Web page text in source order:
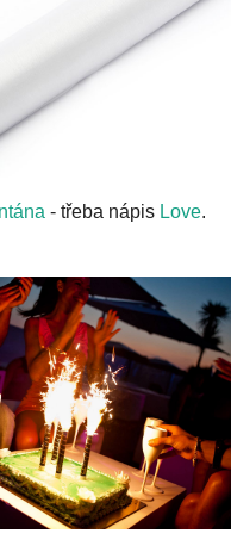
- třeba nápis Love.